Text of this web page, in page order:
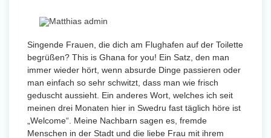
Singende Frauen, die dich am Flughafen auf der Toilette
begrüßen? This is Ghana for you! Ein Satz, den man
immer wieder hört, wenn absurde Dinge passieren oder
man einfach so sehr schwitzt, dass man wie frisch
geduscht aussieht. Ein anderes Wort, welches ich seit
meinen drei Monaten hier in Swedru fast täglich höre ist
„Welcome“. Meine Nachbarn sagen es, fremde
Menschen in der Stadt und die liebe Frau mit ihrem